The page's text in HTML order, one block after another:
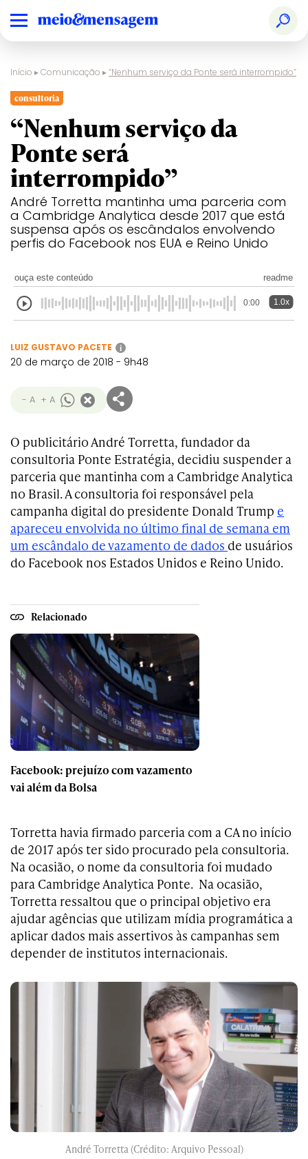
Início ▸Comunicação ▸“Nenhum serviço da Ponte será interrompido”
consultoria
“Nenhum serviço da
Ponte será
interrompido”
André Torretta mantinha uma parceria com
a Cambridge Analytica desde 2017 que está
suspensa após os escândalos envolvendo
perfis do Facebook nos EUA e Reino Unido
ouça este conteúdo readme
0:00 1.0x
LUIZ GUSTAVO PACETE i
20 de março de 2018 - 9h48
- A + A
O publicitário André Torretta, fundador da
consultoria Ponte Estratégia, decidiu suspender a
parceria que mantinha com a Cambridge Analytica
no Brasil. A consultoria foi responsável pela
campanha digital do presidente Donald Trump e
apareceu envolvida no último final de semana em
um escândalo de vazamento de dados de usuários
do Facebook nos Estados Unidos e Reino Unido.
Relacionado
Facebook: prejuízo com vazamento
vai além da Bolsa
Torretta havia firmado parceria com a CA no início
de 2017 após ter sido procurado pela consultoria.
Na ocasião, o nome da consultoria foi mudado
para Cambridge Analytica Ponte. Na ocasião,
Torretta ressaltou que o principal objetivo era
ajudar agências que utilizam mídia programática a
aplicar dados mais assertivos às campanhas sem
depender de institutos internacionais.
André Torretta (Crédito: Arquivo Pessoal)